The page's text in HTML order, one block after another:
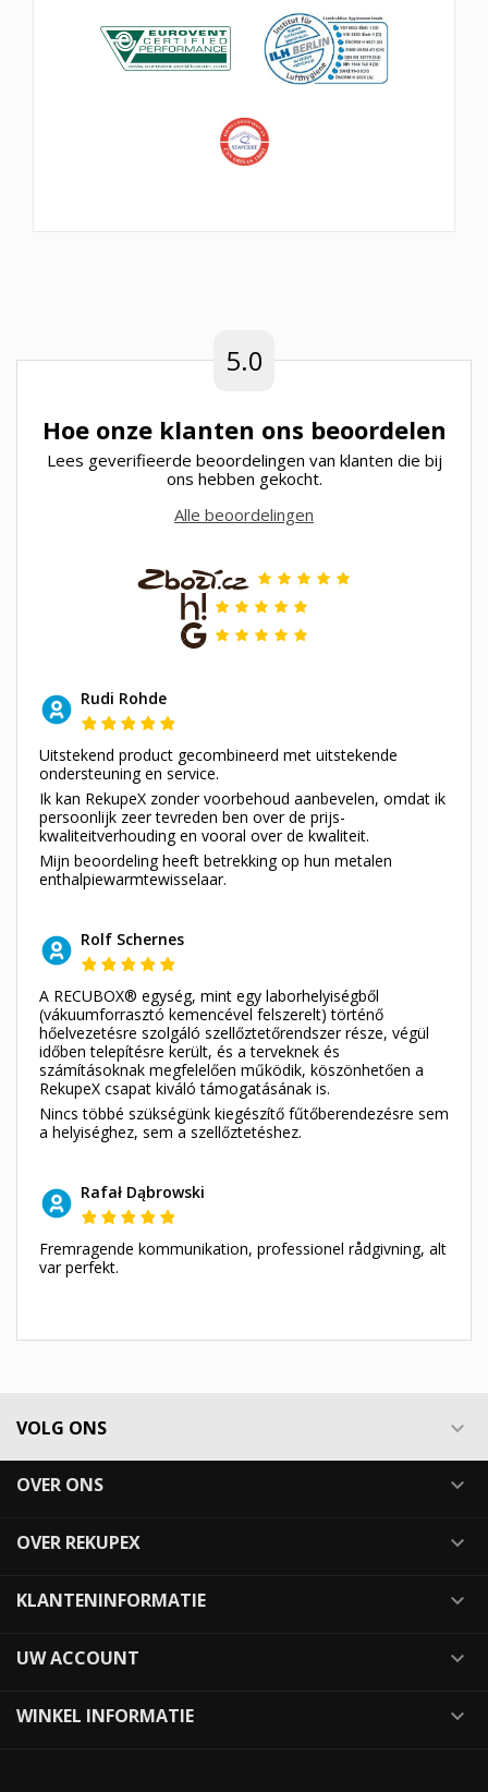
5.0
Hoe onze klanten ons beoordelen
Lees geverifieerde beoordelingen van klanten die bij
ons hebben gekocht.
Alle beoordelingen
Rudi Rohde
Uitstekend product gecombineerd met uitstekende
ondersteuning en service.
Ik kan RekupeX zonder voorbehoud aanbevelen, omdat ik
persoonlijk zeer tevreden ben over de prijs-
kwaliteitverhouding en vooral over de kwaliteit.
Mijn beoordeling heeft betrekking op hun metalen
enthalpiewarmtewisselaar.
Rolf Schernes
A RECUBOX® egység, mint egy laborhelyiségből
(vákuumforrasztó kemencével felszerelt) történő
hőelvezetésre szolgáló szellőztetőrendszer része, végül
időben telepítésre került, és a terveknek és
számításoknak megfelelően működik, köszönhetően a
RekupeX csapat kiváló támogatásának is.
Nincs többé szükségünk kiegészítő fűtőberendezésre sem
a helyiséghez, sem a szellőztetéshez.
Rafał Dąbrowski
Fremragende kommunikation, professionel rådgivning, alt
var perfekt.
VOLG ONS 
OVER ONS 
OVER REKUPEX 
KLANTENINFORMATIE 
UW ACCOUNT 
WINKEL INFORMATIE 